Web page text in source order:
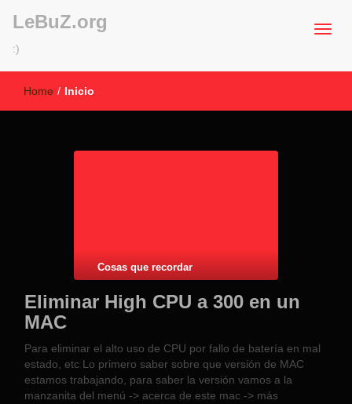
LeBuZ.org
:)
Home / Inicio
Cosas que recordar
Eliminar High CPU a 300 en un
MAC
Para eliminar el alto uso de CPU por fallo de batería en mal
estado, etc Lo primero saber sobre que versión de MAC
estamos trabajando, para saber la versión vamos a la
manzanita del menú -> acerca de este mac -> más